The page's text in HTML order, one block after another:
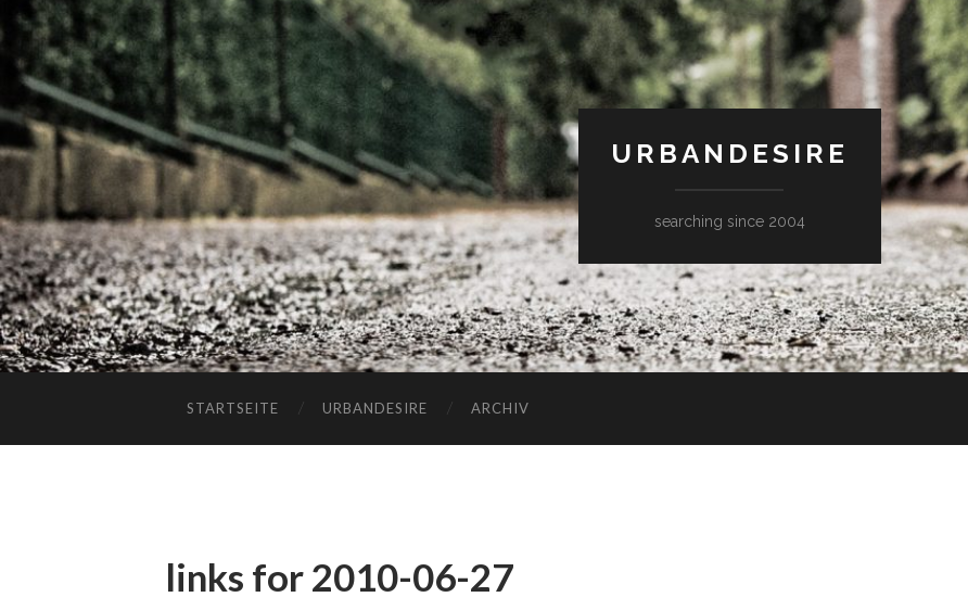
URBANDESIRE
searching since 2004
STARTSEITE URBANDESIRE ARCHIV
links for 2010-06-27